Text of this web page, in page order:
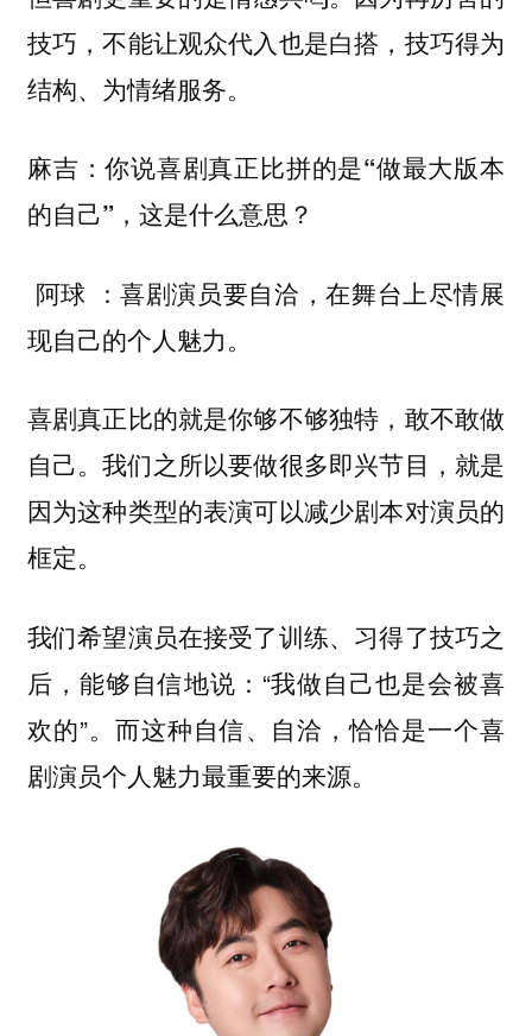
技巧，不能让观众代入也是白搭，技巧得为
结构、为情绪服务。
麻吉：你说喜剧真正比拼的是“做最大版本
的自己”，这是什么意思？
阿球 ：喜剧演员要自洽，在舞台上尽情展
现自己的个人魅力。
喜剧真正比的就是你够不够独特，敢不敢做
自己。我们之所以要做很多即兴节目，就是
因为这种类型的表演可以减少剧本对演员的
框定。
我们希望演员在接受了训练、习得了技巧之
后，能够自信地说：“我做自己也是会被喜
欢的”。而这种自信、自洽，恰恰是一个喜
剧演员个人魅力最重要的来源。